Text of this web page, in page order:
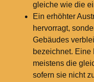
gleiche wie die
Ein erhöhter
hervorragt,
Gebäudes
bezeichnet. Eine
meistens die
sofern sie nicht